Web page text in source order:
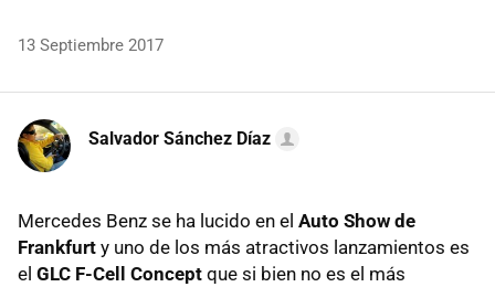
13 Septiembre 2017
Salvador Sánchez Díaz
Mercedes Benz se ha lucido en el Auto Show de
Frankfurt y uno de los más atractivos lanzamientos es
el GLC F-Cell Concept que si bien no es el más